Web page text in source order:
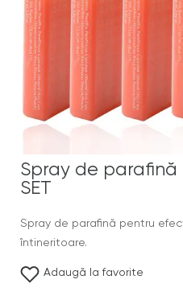
Spray de
SET
Spray de parafină pentru
întineritoare.
Adaugă la favorite